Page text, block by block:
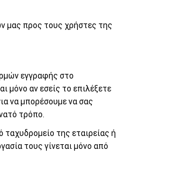
μας προς τους χρήστες της
εγγραφής στο
μόνο αν εσείς το επιλέξετε
να μπορέσουμε να σας
τρόπο.
της εταιρείας ή
τους γίνεται μόνο από